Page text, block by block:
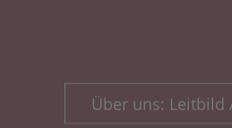
Über uns: